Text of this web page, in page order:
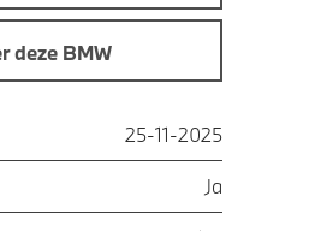
deze BMW
25-11-2025
Ja